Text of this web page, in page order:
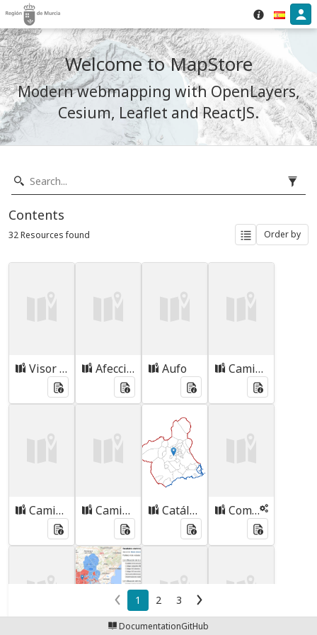
Welcome to MapStore
Modern webmapping with OpenLayers,
Cesium, Leaflet and ReactJS.
Contents
32 Resources found Order by
Visor expropiaciones Autovia RM-1 Afecciones Caminos 02-2016 Aufo Camino de Santiago
Caminos 4.3.3 Fase V Caminos campo Cartagena Catálogo: Mapa de base Comparador de Ortofotos
1 2 3
DocumentationGitHub